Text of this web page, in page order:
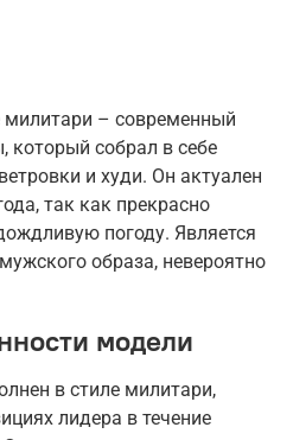
– современный
который собрал в себе
и худи. Он актуален
так как прекрасно
погоду. Является
образа, невероятно
модели
в стиле милитари,
лидера в течение